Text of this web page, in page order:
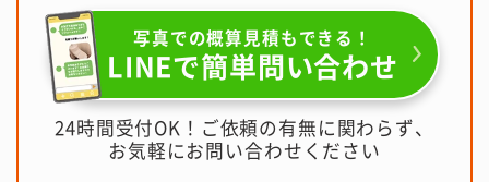
写真での概算見積もできる！
LINEで簡単問い合わせ
24時間受付OK！ご依頼の有無に関わらず、
お気軽にお問い合わせください